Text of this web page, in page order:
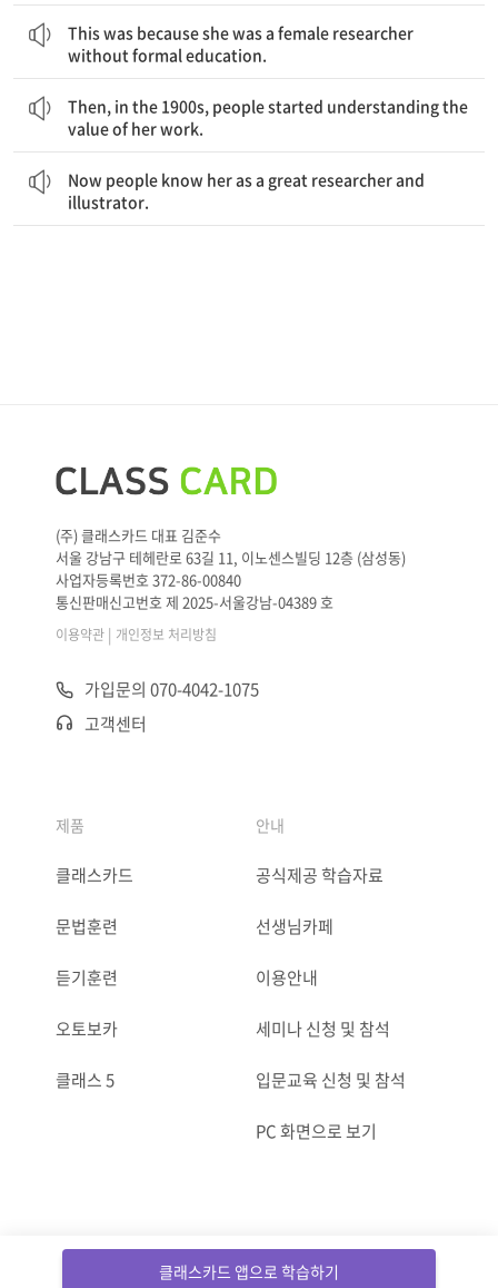
This was because she was a female researcher
without formal education.
Then, in the 1900s, people started understanding the
value of her work.
Now people know her as a great researcher and
illustrator.
클래스카드 앱으로 학습하기
(주) 클래스카드 대표 김준수
서울 강남구 테헤란로 63길 11, 이노센스빌딩 12층 (삼성동)
사업자등록번호 372-86-00840
통신판매신고번호 제 2025-서울강남-04389 호
이용약관 | 개인정보 처리방침
가입문의 070-4042-1075
고객센터
제품
클래스카드
문법훈련
듣기훈련
오토보카
클래스 5
안내
공식제공 학습자료
선생님카페
이용안내
세미나 신청 및 참석
입문교육 신청 및 참석
PC 화면으로 보기
ⓒCLASSCARD. All Rights reserved.